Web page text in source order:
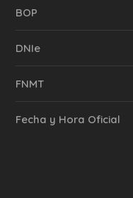
BOP
DNIe
FNMT
Fecha y Hora Oficial